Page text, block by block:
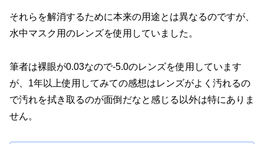
それらを解消するために本来の用途とは異なるのですが、
水中マスク用のレンズを使用していました。
筆者は裸眼が0.03なので-5.0のレンズを使用しています
が、1年以上使用してみての感想はレンズがよく汚れるの
で汚れを拭き取るのが面倒だなと感じる以外は特にありま
せん。